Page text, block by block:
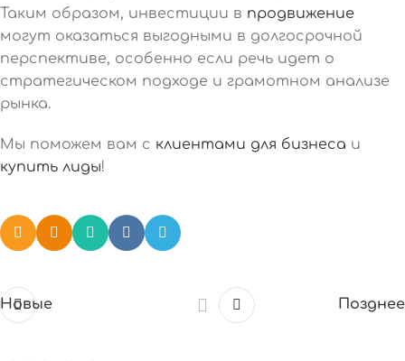
Таким образом, инвестиции в продвижение
могут оказаться выгодными в долгосрочной
перспективе, особенно если речь идет о
стратегическом подходе и грамотном анализе
рынка.
Мы поможем вам с клиентами для бизнеса и
купить лиды!
Новые Позднее